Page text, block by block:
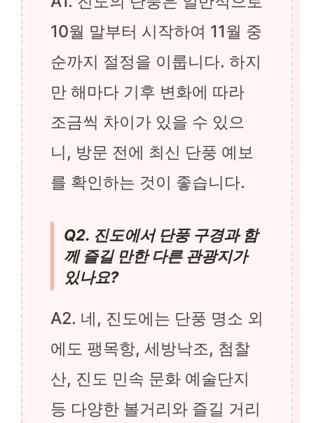
10월 말부터 시작하여 11월 중
순까지 절정을 이룹니다. 하지
만 해마다 기후 변화에 따라
조금씩 차이가 있을 수 있으
니, 방문 전에 최신 단풍 예보
를 확인하는 것이 좋습니다.
Q2. 진도에서 단풍 구경과 함
께 즐길 만한 다른 관광지가
있나요?
A2. 네, 진도에는 단풍 명소 외
에도 팽목항, 세방낙조, 첨찰
산, 진도 민속 문화 예술단지
등 다양한 볼거리와 즐길 거리